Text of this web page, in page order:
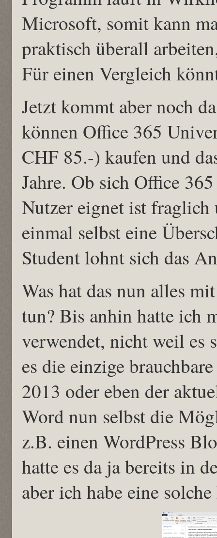
Microsoft, somit kann
praktisch überall
Für einen Vergleich
Jetzt kommt aber noch
können Office 365
CHF 85.-) kaufen und
Jahre. Ob sich Office
Nutzer eignet ist fraglich
einmal selbst eine
Student lohnt sich das
Was hat das nun alles
tun? Bis anhin hatte ich
verwendet, nicht weil es
es die einzige
2013 oder eben der
Word nun selbst die
z.B. einen WordPress
hatte es da ja bereits in
aber ich habe eine